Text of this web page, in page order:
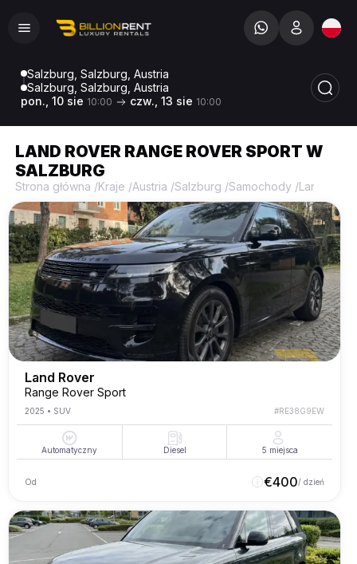
Salzburg, Salzburg, Austria
Salzburg, Salzburg, Austria
pon., 10 sie 10:00 czw., 13 sie 10:00
LAND ROVER RANGE ROVER SPORT W
SALZBURG
Strona główna /Kraje /Austria /Salzburg /Samochody /Land
Land Rover
Range Rover Sport
2025 • SUV #RE38G9EW
Automatyczny Diesel 5 miejsca
Od €400/ dzień